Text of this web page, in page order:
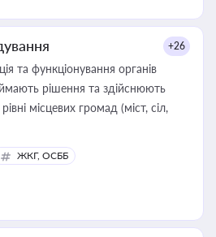
+26
та функціонування органів
рішення та здійснюють
місцевих громад (міст, сіл,
ЖКГ, ОСББ